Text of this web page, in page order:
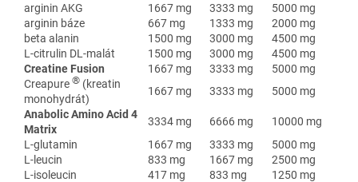
arginin AKG
1667 mg 3333 mg
5000 mg
arginin báze
667 mg 1333 mg
2000 mg
beta alanin
1500 mg 3000 mg
4500 mg
L-citrulin DL-malát
1500 mg 3000 mg
4500 mg
Creatine Fusion
1667 mg 3333 mg
5000 mg
Creapure ® (kreatin
monohydrát)
1667 mg 3333 mg
5000 mg
Anabolic Amino Acid 4
Matrix
3334 mg 6666 mg
10000 mg
L-glutamin
1667 mg 3333 mg
5000 mg
L-leucin
833 mg 1667 mg
2500 mg
L-isoleucin
417 mg 833 mg
1250 mg